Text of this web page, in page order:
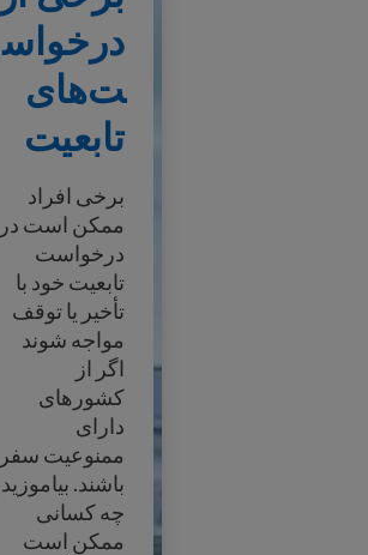
درخواس
ت‌های
تابعیت
برخی افراد
ممکن است در
درخواست
تابعیت خود با
تأخیر یا توقف
مواجه شوند
اگر از
کشورهای
دارای
ممنوعیت سفر
باشند. بیاموزید
چه کسانی
ممکن است